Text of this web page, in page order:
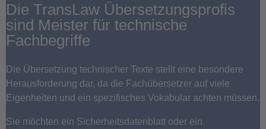
Die TransLaw Übersetzungsprofis
sind Meister für technische
Fachbegriffe
Die Übersetzung technischer Texte stellt eine besondere
Herausforderung dar, da die Fachübersetzer auf viele
Eigenheiten und ein spezifisches Vokabular achten müssen.
Sie möchten ein Sicherheitsdatenblatt oder ein